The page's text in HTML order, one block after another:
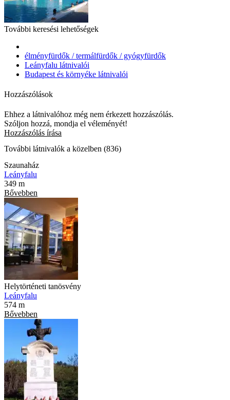
További keresési lehetőségek
élményfürdők / termálfürdők / gyógyfürdők
Leányfalu látnivalói
Budapest és környéke látnivalói
Hozzászólások
Ehhez a látnivalóhoz még nem érkezett hozzászólás.
Szóljon hozzá, mondja el véleményét!
Hozzászólás írása
További látnivalók a közelben (836)
Szaunaház
Leányfalu
349 m
Bővebben
Helytörténeti tanösvény
Leányfalu
574 m
Bővebben